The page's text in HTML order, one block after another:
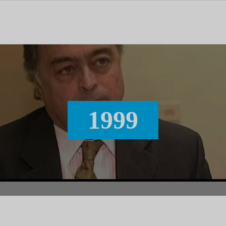
dedicado às notícias, aos media e à comunicação.
1999